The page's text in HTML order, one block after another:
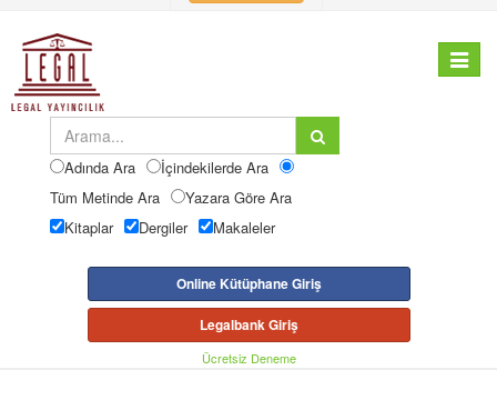
Toggle
Adında Ara
İçindekilerde Ara
Tüm Metinde Ara
Yazara Göre Ara
Kitaplar
Dergiler Makaleler
Online Kütüphane Giriş
Legalbank Giriş
Ücretsiz Deneme